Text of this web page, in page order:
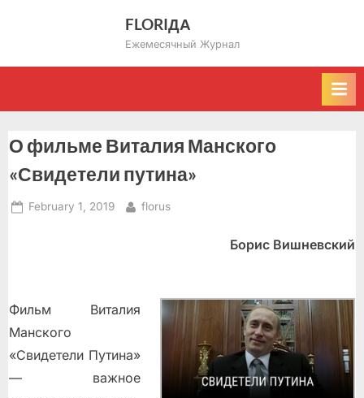
FLORIДА
Ежемесячный Журнал
О фильме Виталия Манского
«Свидетели путина»
Posted
February 1, 2019 By
florus
Борис Вишневский
Фильм Виталия
Манского
«Свидетели Путина»
— важное